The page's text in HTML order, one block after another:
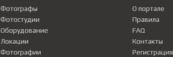
Фотографы
Фотостудии
Оборудование
Локации
Фотографии
О портале
Правила
FAQ
Контакты
Регистрация